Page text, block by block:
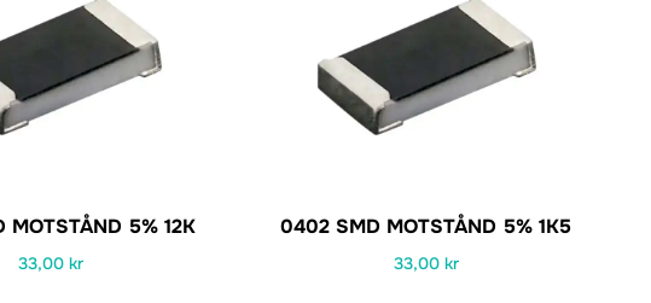
MOTSTÅND 5% 12K
33,00kr
0402 SMD MOTSTÅND 5% 1K5
33,00 kr